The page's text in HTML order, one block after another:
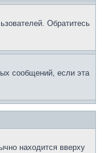
Обратитесь
сообщений, если эта
находится вверху